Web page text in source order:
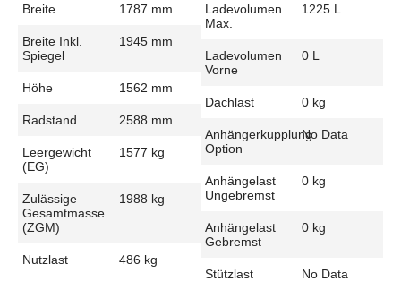
Breite 1787 mm
Breite Inkl.
Spiegel
1945 mm
Höhe 1562 mm
Radstand 2588 mm
Leergewicht
(EG)
1577 kg
Zulässige
Gesamtmasse
(zGM)
1988 kg
Nutzlast 486 kg
Ladevolumen
Max.
1225 L
Ladevolumen
Vorne
0 L
Dachlast 0 kg
Anhängerkupplung
Option
No Data
Anhängelast
Ungebremst
0 kg
Anhängelast
Gebremst
0 kg
Stützlast No Data